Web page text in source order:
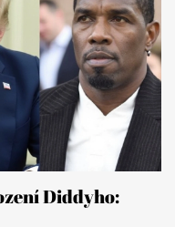
Diddyho: